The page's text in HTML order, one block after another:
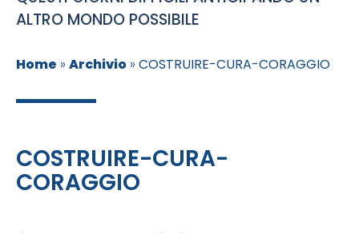
ALTRO MONDO POSSIBILE
Home » Archivio » COSTRUIRE-CURA-CORAGGIO
COSTRUIRE-CURA-
CORAGGIO